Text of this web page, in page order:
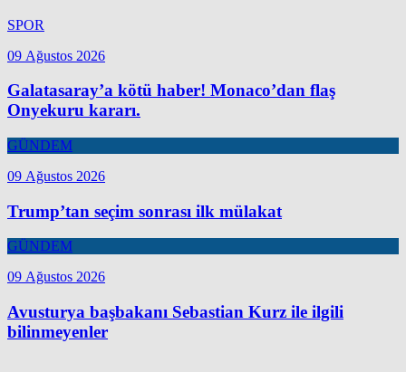
SPOR
09 Ağustos 2026
Galatasaray’a kötü haber! Monaco’dan flaş
Onyekuru kararı.
GÜNDEM
09 Ağustos 2026
Trump’tan seçim sonrası ilk mülakat
GÜNDEM
09 Ağustos 2026
Avusturya başbakanı Sebastian Kurz ile ilgili
bilinmeyenler